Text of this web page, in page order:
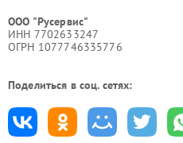
ООО "Русервис"
ИНН 7702633247
ОГРН 1077746335776
Поделиться в соц. сетях: